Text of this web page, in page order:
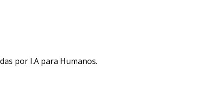
por I.A para Humanos.